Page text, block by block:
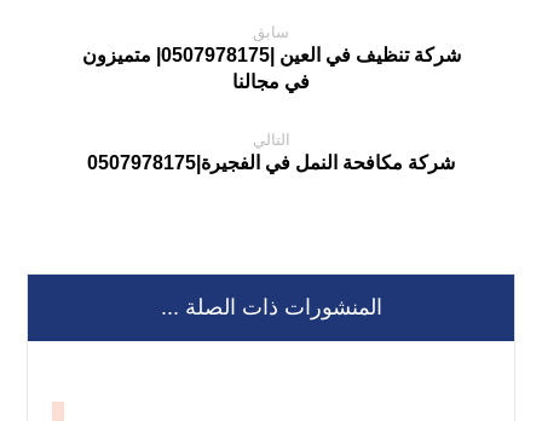
سابق
شركة تنظيف في العين |0507978175| متميزون
في مجالنا
التالي
شركة مكافحة النمل في الفجيرة|0507978175
المنشورات ذات الصلة ...